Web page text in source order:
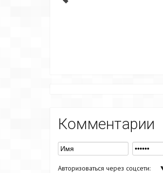
Комментарии
Авторизоваться через соцсети: